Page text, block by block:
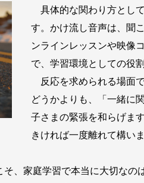
具体的な関わり方とし
す。かけ流し音声は、聞
ンラインレッスンや映像
で、学習環境としての役
反応を求められる場面
どうかよりも、「一緒に
子さまの緊張を和らげま
きければ一度離れて構い
、家庭学習で本当に大切なの